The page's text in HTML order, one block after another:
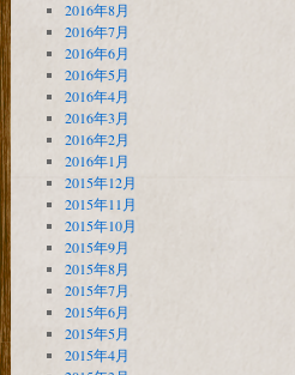
2016年8月
2016年7月
2016年6月
2016年5月
2016年4月
2016年3月
2016年2月
2016年1月
2015年12月
2015年11月
2015年10月
2015年9月
2015年8月
2015年7月
2015年6月
2015年5月
2015年4月